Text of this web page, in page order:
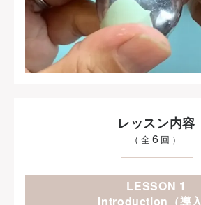
レッスン内容
（全6 回）
LESSON 1
Introduction（導入